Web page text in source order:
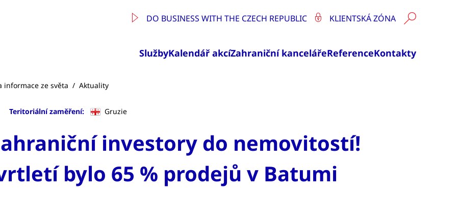
DO BUSINESS WITH THE CZECH REPUBLIC KLIENTSKÁ ZÓNA
SlužbyKalendář akcíZahraniční kancelářeReferenceKontakty
ze světa / Aktuality
Teritoriální zaměření: Gruzie
investory do nemovitostí!
bylo 65 % prodejů v Batumi